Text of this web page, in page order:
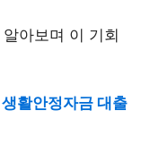
아보며 이 기회
활안정자금 대출